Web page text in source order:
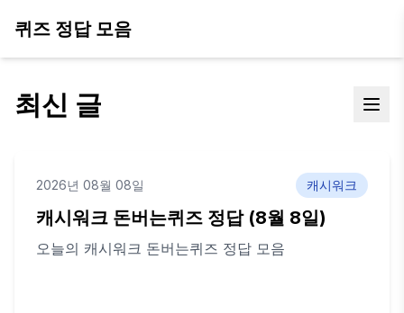
퀴즈 정답 모음
최신 글
2026년 08월 08일 캐시워크
캐시워크 돈버는퀴즈 정답 (8월 8일)
오늘의 캐시워크 돈버는퀴즈 정답 모음